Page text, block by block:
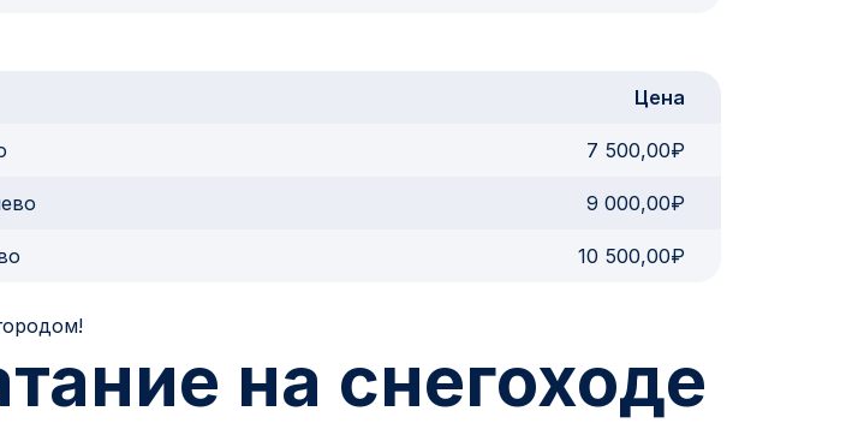
Цена
7 500,00₽
9 000,00₽
10 500,00₽
на снегоходе